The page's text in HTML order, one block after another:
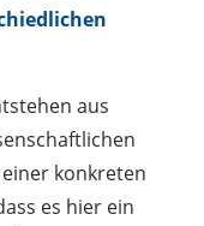
aus
konkreten
es hier ein